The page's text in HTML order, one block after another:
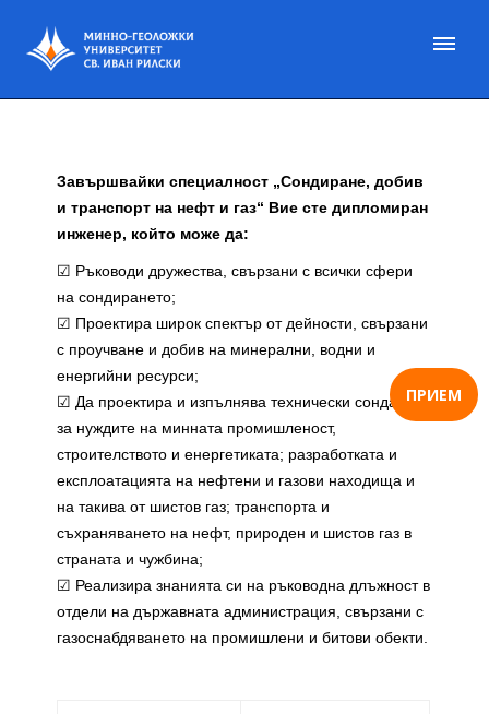
ПРИЕМ
Завършвайки специалност „Сондиране, добив
и транспорт на нефт и газ“ Вие сте дипломиран
инженер, който може да:
☑ Ръководи дружества, свързани с всички сфери
на сондирането;
☑ Проектира широк спектър от дейности, свързани
с проучване и добив на минерални, водни и
енергийни ресурси;
☑ Да проектира и изпълнява технически сондажи
за нуждите на минната промишленост,
строителството и енергетиката; разработката и
експлоатацията на нефтени и газови находища и
на такива от шистов газ; транспорта и
съхраняването на нефт, природен и шистов газ в
страната и чужбина;
☑ Реализира знанията си на ръководна длъжност в
отдели на държавната администрация, свързани с
газоснабдяването на промишлени и битови обекти.